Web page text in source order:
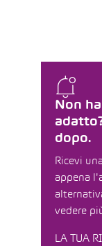
Non
dopo.
Ricevi
appena
vedere
LA TUA